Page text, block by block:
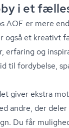
i et
AOF er mere
også et kreativt
erfaring og
til fordybelse,
giver ekstra
andre, der
Du får